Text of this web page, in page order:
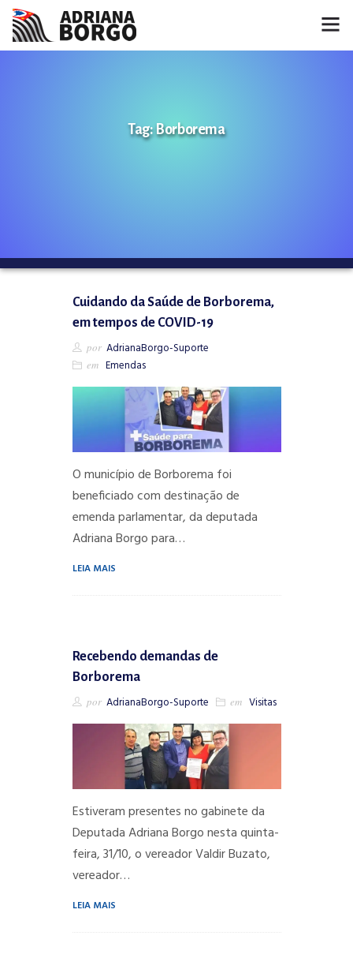
Tag: Borborema
Cuidando da Saúde de Borborema,
em tempos de COVID-19
por AdrianaBorgo-Suporte
em Emendas
O município de Borborema foi
beneficiado com destinação de
emenda parlamentar, da deputada
Adriana Borgo para…
LEIA MAIS
Recebendo demandas de
Borborema
por AdrianaBorgo-Suporte em Visitas
Estiveram presentes no gabinete da
Deputada Adriana Borgo nesta quinta-
feira, 31/10, o vereador Valdir Buzato,
vereador…
LEIA MAIS